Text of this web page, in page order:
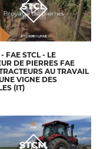
FAE STCL - LE
DE PIERRES FAE
AU TRAVAIL
VIGNE DES
(IT)